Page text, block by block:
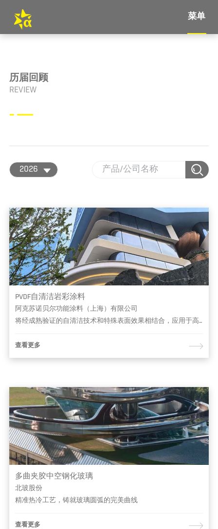
菜单
历届回顾
REVIEW
PVDF自清洁岩彩涂料
阿克苏诺贝尔功能涂料（上海）有限公司
将经成熟验证的自清洁技术和特殊表面效果相结合，应用于高端住宅，提升项目品质
查看更多
多曲夹胶中空钢化玻璃
北玻股份
精准热冷工艺，铸就玻璃圆弧的完美曲线
查看更多